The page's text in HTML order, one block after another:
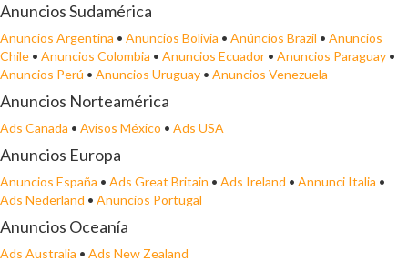
Anuncios Sudamérica
Anuncios Argentina • Anuncios Bolivia • Anúncios Brazil • Anuncios
Chile • Anuncios Colombia • Anuncios Ecuador • Anuncios Paraguay •
Anuncios Perú • Anuncios Uruguay • Anuncios Venezuela
Anuncios Norteamérica
Ads Canada • Avisos México • Ads USA
Anuncios Europa
Anuncios España • Ads Great Britain • Ads Ireland • Annunci Italia •
Ads Nederland • Anuncios Portugal
Anuncios Oceanía
Ads Australia • Ads New Zealand